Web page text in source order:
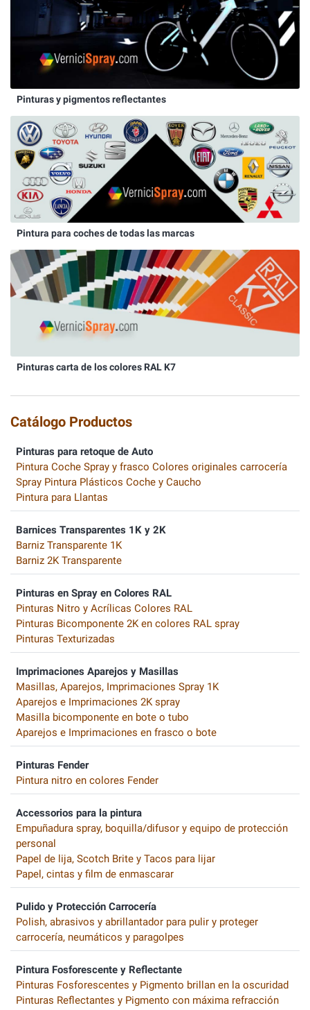
Pinturas y pigmentos reflectantes
Pintura para coches de todas las marcas
Pinturas carta de los colores RAL K7
Catálogo Productos
Pinturas para retoque de Auto
Pintura Coche Spray y frasco Colores originales carrocería
Spray Pintura Plásticos Coche y Caucho
Pintura para Llantas
Barnices Transparentes 1K y 2K
Barniz Transparente 1K
Barniz 2K Transparente
Pinturas en Spray en Colores RAL
Pinturas Nitro y Acrílicas Colores RAL
Pinturas Bicomponente 2K en colores RAL spray
Pinturas Texturizadas
Imprimaciones Aparejos y Masillas
Masillas, Aparejos, Imprimaciones Spray 1K
Aparejos e Imprimaciones 2K spray
Masilla bicomponente en bote o tubo
Aparejos e Imprimaciones en frasco o bote
Pinturas Fender
Pintura nitro en colores Fender
Accessorios para la pintura
Empuñadura spray, boquilla/difusor y equipo de protección
personal
Papel de lija, Scotch Brite y Tacos para lijar
Papel, cintas y film de enmascarar
Pulido y Protección Carrocería
Polish, abrasivos y abrillantador para pulir y proteger
carrocería, neumáticos y paragolpes
Pintura Fosforescente y Reflectante
Pinturas Fosforescentes y Pigmento brillan en la oscuridad
Pinturas Reflectantes y Pigmento con máxima refracción